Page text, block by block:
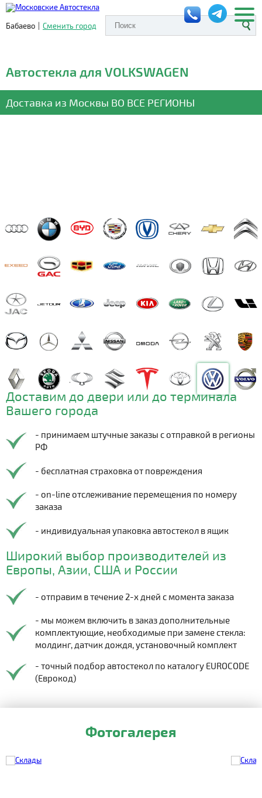
Бабаево | Сменить город
Автостекла для VOLKSWAGEN
Доставка из Москвы ВО ВСЕ РЕГИОНЫ
Доставим до двери или до терминала
Вашего города
- принимаем штучные заказы с отправкой в регионы
РФ
- бесплатная страховка от повреждения
- on-line отслеживание перемещения по номеру
заказа
- индивидуальная упаковка автостекол в ящик
Широкий выбор производителей из
Европы, Азии, США и России
- отправим в течение 2-х дней с момента заказа
- мы можем включить в заказ дополнительные
комплектующие, необходимые при замене стекла:
молдинг, датчик дождя, установочный комплект
- точный подбор автостекол по каталогу EUROCODE
(Еврокод)
Фотогалерея